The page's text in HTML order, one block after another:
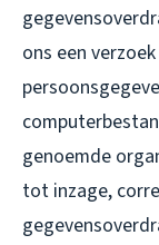
ons een
genoemde
tot inzage,